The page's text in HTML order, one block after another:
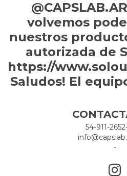
volvemos
nuestros
autorizada de
https://
Saludos! El
54-911-
-